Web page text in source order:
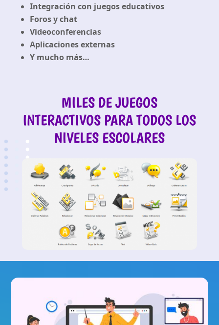
Integración con juegos educativos
Foros y chat
Videoconferencias
Aplicaciones externas
Y mucho más…
MILES DE JUEGOS
INTERACTIVOS PARA TODOS LOS
NIVELES ESCOLARES